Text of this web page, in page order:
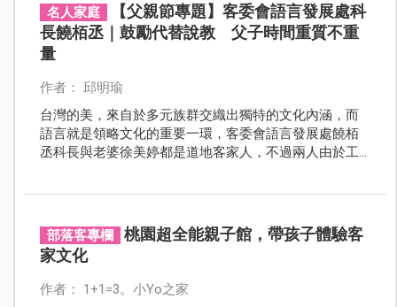
名人家庭
【父親節專題】客委會語言發展處科
長饒栢丞｜鼓勵代替說教 父子時間重質不重
量
作者： 邱明瑜
台灣的美，來自於多元族群交織出獨特的文化內涵，而
語言就是領略文化的重要一環，客委會語言發展處饒栢
丞科長與老婆徐美婷都是道地客家人，不過兩人由於工
部落客專欄
桃園超全能親子館，帶孩子體驗客
家文化
作者： 1+1=3。小Yo之家